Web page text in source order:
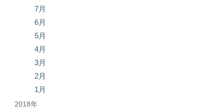
7月
6月
5月
4月
3月
2月
1月
2018年